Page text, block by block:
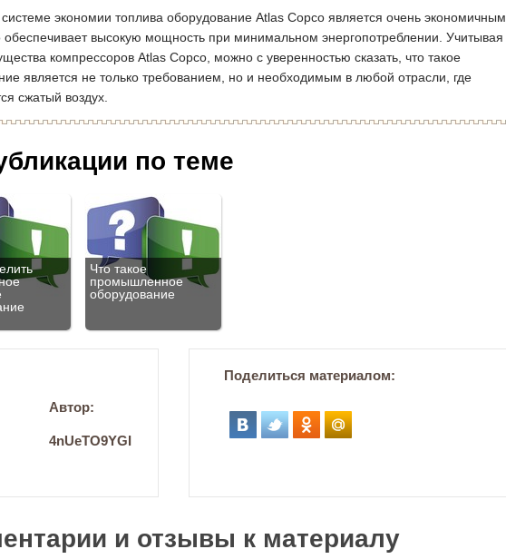
экономии топлива оборудование Atlas Copco является очень экономичным.
обеспечивает высокую мощность при минимальном энергопотреблении. Учитывая
компрессоров Atlas Copco, можно с уверенностью сказать, что такое
является не только требованием, но и необходимым в любой отрасли, где
сжатый воздух.
по теме
Что такое
промышленное
оборудование
Автор:
4nUeTO9YGI
Поделиться материалом:
и отзывы к материалу